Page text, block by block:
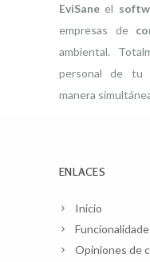
EviSane el
empresas de
ambiental.
personal de tu
manera
ENLACES
Inicio
Opiniones de